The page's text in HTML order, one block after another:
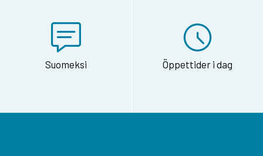
Suomeksi Öppettider i dag